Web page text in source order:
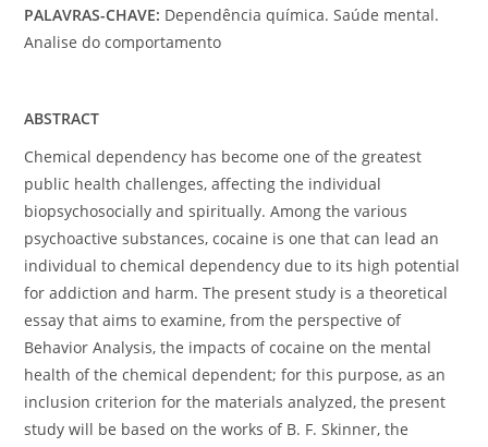
PALAVRAS-CHAVE: Dependência química. Saúde mental.
Analise do comportamento
ABSTRACT
Chemical dependency has become one of the greatest
public health challenges, affecting the individual
biopsychosocially and spiritually. Among the various
psychoactive substances, cocaine is one that can lead an
individual to chemical dependency due to its high potential
for addiction and harm. The present study is a theoretical
essay that aims to examine, from the perspective of
Behavior Analysis, the impacts of cocaine on the mental
health of the chemical dependent; for this purpose, as an
inclusion criterion for the materials analyzed, the present
study will be based on the works of B. F. Skinner, the